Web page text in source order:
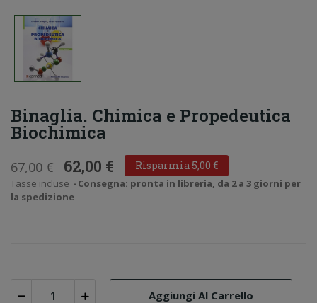
Binaglia. Chimica e Propedeutica
Biochimica
67,00 € 62,00 € Risparmia 5,00 €
Tasse incluse
Consegna: pronta in libreria, da 2 a 3 giorni per
la spedizione
Aggiungi Al Carrello